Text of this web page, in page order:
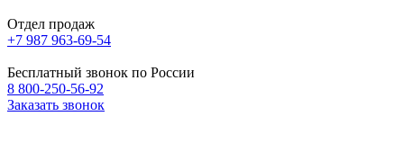
Отдел продаж
+7 987 963-69-54
Бесплатный звонок по России
8 800-250-56-92
Заказать звонок